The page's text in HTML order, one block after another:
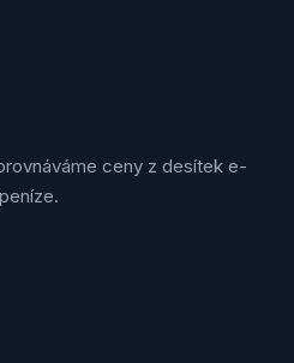
ceny z desítek e-